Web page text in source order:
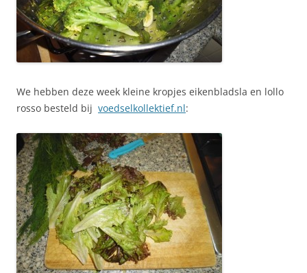
We hebben deze week kleine kropjes eikenbladsla en lollo
rosso besteld bij voedselkollektief.nl: